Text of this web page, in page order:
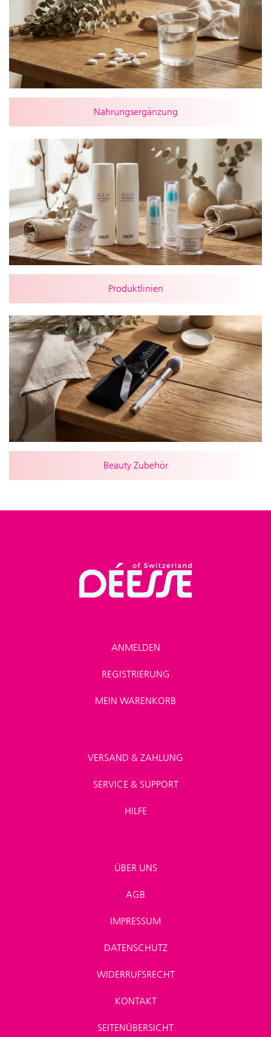
Nahrungsergänzung
Produktlinien
Beauty Zubehör
ANMELDEN
REGISTRIERUNG
MEIN WARENKORB
VERSAND & ZAHLUNG
SERVICE & SUPPORT
HILFE
ÜBER UNS
AGB
IMPRESSUM
DATENSCHUTZ
WIDERRUFSRECHT
KONTAKT
SEITENÜBERSICHT